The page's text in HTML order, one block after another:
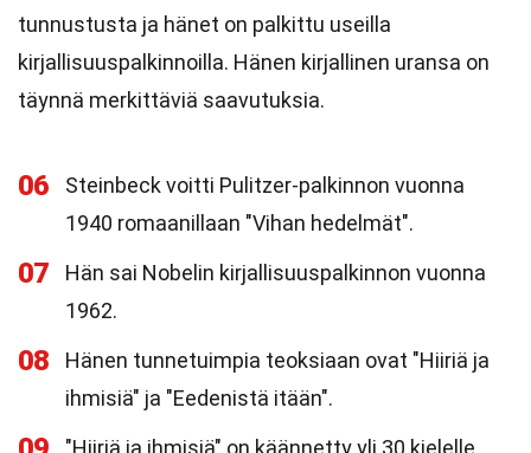
tunnustusta ja hänet on palkittu useilla
kirjallisuuspalkinnoilla. Hänen kirjallinen uransa on
täynnä merkittäviä saavutuksia.
06
Steinbeck voitti Pulitzer-palkinnon vuonna
1940 romaanillaan "Vihan hedelmät".
07
Hän sai Nobelin kirjallisuuspalkinnon vuonna
1962.
08
Hänen tunnetuimpia teoksiaan ovat "Hiiriä ja
ihmisiä" ja "Eedenistä itään".
"Hiiriä ja ihmisiä" on käännetty yli 30 kielelle.